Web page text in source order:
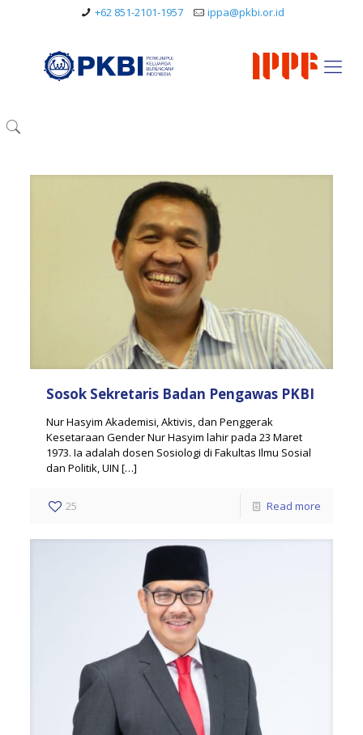
+62 851-2101-1957 ippa@pkbi.or.id
Sosok Sekretaris Badan Pengawas PKBI
Nur Hasyim Akademisi, Aktivis, dan Penggerak
Kesetaraan Gender Nur Hasyim lahir pada 23 Maret
1973. Ia adalah dosen Sosiologi di Fakultas Ilmu Sosial
dan Politik, UIN […]
25 Read more